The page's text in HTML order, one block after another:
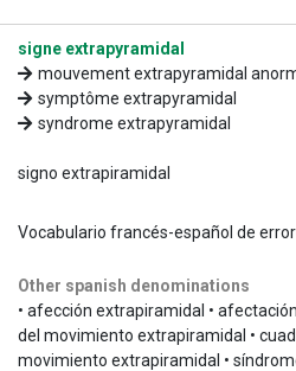
signe extrapyramidal
mouvement extrapyramidal
symptôme extrapyramidal
syndrome extrapyramidal
signo extrapiramidal
Vocabulario francés-español de
Other spanish denominations
• afección extrapiramidal •
del movimiento extrapiramidal •
movimiento extrapiramidal •